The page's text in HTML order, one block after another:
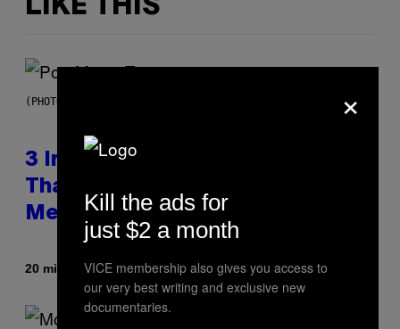
LIKE THIS
(PHOTO BY MARC BROUSSELY/REDFERNS)
3 Insufferable Pop Music Tropes
That Predate the Gen Alpha
Melody
20 minutes agoByLauren Boisvert
×
Kill the ads for
just $2 a month
VICE membership also gives you access to
our very best writing and exclusive new
documentaries.